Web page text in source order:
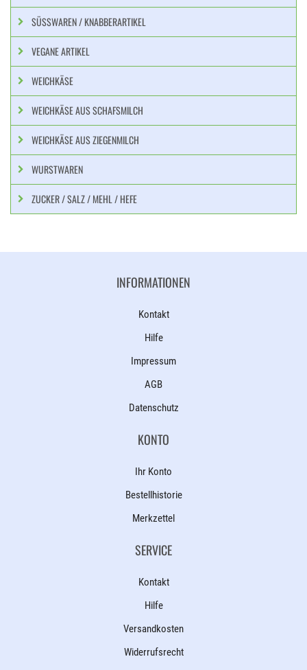
SÜSSWAREN / KNABBERARTIKEL
VEGANE ARTIKEL
WEICHKÄSE
WEICHKÄSE AUS SCHAFSMILCH
WEICHKÄSE AUS ZIEGENMILCH
WURSTWAREN
ZUCKER / SALZ / MEHL / HEFE
INFORMATIONEN
Kontakt
Hilfe
Impressum
AGB
Datenschutz
KONTO
Ihr Konto
Bestellhistorie
Merkzettel
SERVICE
Kontakt
Hilfe
Versandkosten
Widerrufsrecht